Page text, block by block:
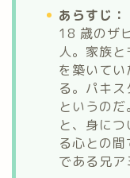
あらすじ：
18 歳のザ
人。家族
を築いて
る。パキ
というの
と、身に
る心との
である兄ア